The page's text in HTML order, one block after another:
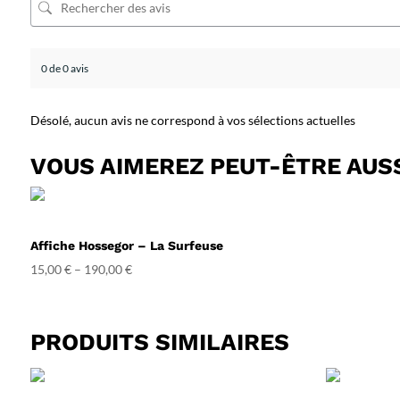
0 de 0 avis
Désolé, aucun avis ne correspond à vos sélections actuelles
VOUS AIMEREZ PEUT-ÊTRE
Affiche Hossegor – La Surfeuse
15,00€– 190,00€
PRODUITS SIMILAIRES